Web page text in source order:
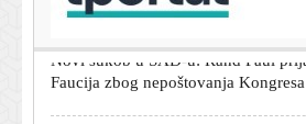
Faucija zbog nepoštovanja Kongresa